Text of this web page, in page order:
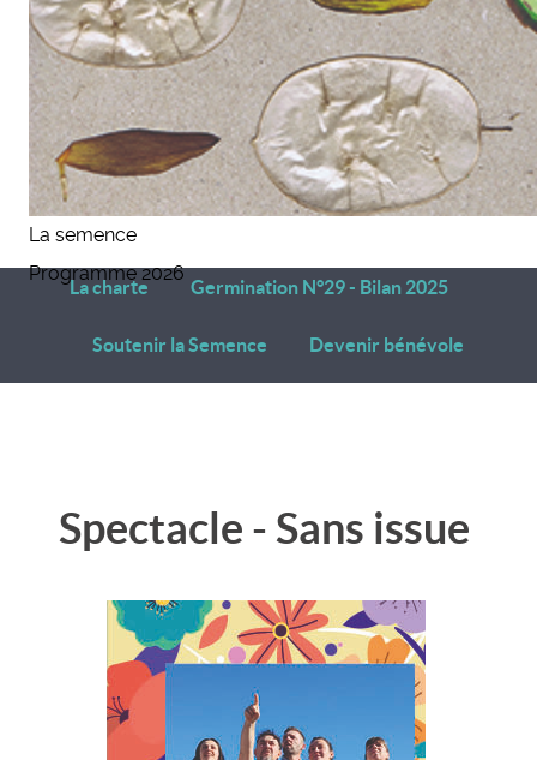
La semence
Programme 2026
La charte Germination N°29 - Bilan 2025
Soutenir la Semence Devenir bénévole
Spectacle - Sans issue